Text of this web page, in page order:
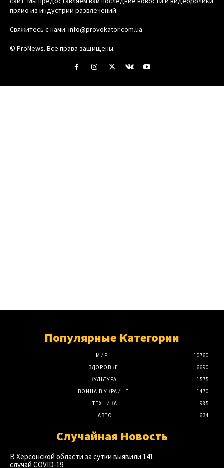
прямо из индустрии развлечений.
Свяжитесь с нами: info@provokator.com.ua
© ProNews. Все права защищены.
Популярные Категории
МИР
10760
ЗДОРОВЬЕ
6690
КУЛЬТУРА
1575
ВОЙНА В УКРАИНЕ
1470
ТЕХНИКА
985
АВТО
634
Случайная Новость
В Херсонской области за сутки выявили 141
случай COVID-19